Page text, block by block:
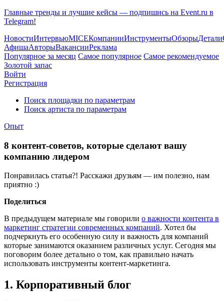
Главные тренды и лучшие кейсы — подпишись на Event.ru в
Telegram!
НовостиИнтервьюMICEКомпанииИнструментыОбзорыДетали
АфишаАвторыВакансииРеклама
Популярное за месяц Самое популярное Самое рекомендуемое
Золотой запас
Войти
Регистрация
Поиск площадки по параметрам
Поиск артиста по параметрам
Опыт
8 контент-советов, которые сделают вашу
компанию лидером
Понравилась статья?! Расскажи друзьям — им полезно, нам
приятно :)
Поделиться
В предыдущем материале мы говорили о важности контента в
маркетинг стратегии современных компаний. Хотел бы
подчеркнуть его особенную силу и важность для компаний
которые занимаются оказанием различных услуг. Сегодня мы
поговорим более детально о том, как правильно начать
использовать инструменты контент-маркетинга.
1. Корпоративный блог